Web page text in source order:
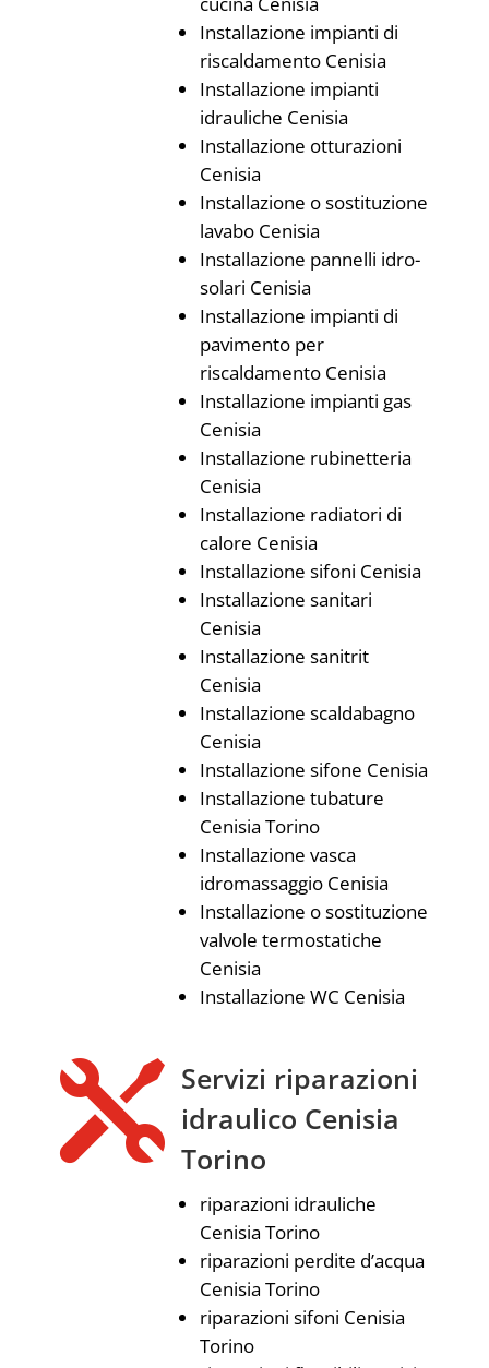
Installazione impianti di
riscaldamento Cenisia
Installazione impianti
idrauliche Cenisia
Installazione otturazioni
Cenisia
Installazione o sostituzione
lavabo Cenisia
Installazione pannelli idro-
solari Cenisia
Installazione impianti di
pavimento per
riscaldamento Cenisia
Installazione impianti gas
Cenisia
Installazione rubinetteria
Cenisia
Installazione radiatori di
calore Cenisia
Installazione sifoni Cenisia
Installazione sanitari
Cenisia
Installazione sanitrit
Cenisia
Installazione scaldabagno
Cenisia
Installazione sifone Cenisia
Installazione tubature
Cenisia Torino
Installazione vasca
idromassaggio Cenisia
Installazione o sostituzione
valvole termostatiche
Cenisia
Installazione WC Cenisia
 Servizi riparazioni
idraulico Cenisia
Torino
riparazioni idrauliche
Cenisia Torino
riparazioni perdite d’acqua
Cenisia Torino
riparazioni sifoni Cenisia
Torino